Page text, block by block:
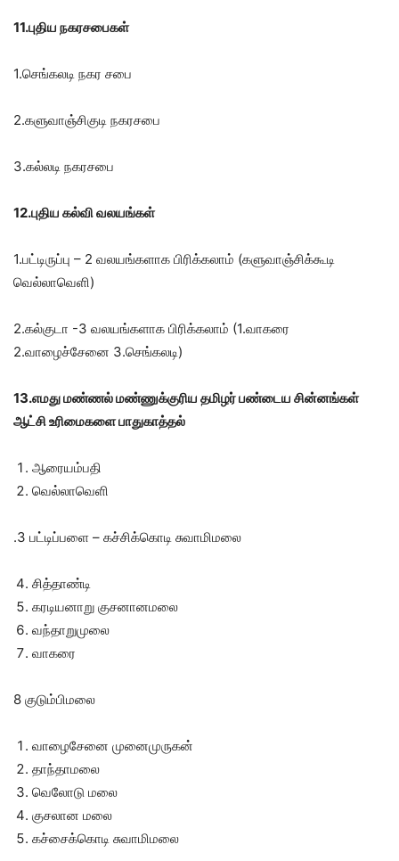
11.புதிய நகரசபைகள்
1.செங்கலடி நகர சபை
2.களுவாஞ்சிகுடி நகரசபை
3.கல்லடி நகரசபை
12.புதிய கல்வி வலயங்கள்
1.பட்டிருப்பு – 2 வலயங்களாக பிரிக்கலாம் (களுவாஞ்சிக்கூடி
வெல்லாவெளி)
2.கல்குடா -3 வலயங்களாக பிரிக்கலாம் (1.வாகரை
2.வாழைச்சேனை 3.செங்கலடி)
13.எமது மண்ணல் மண்ணுக்குரிய தமிழர் பண்டைய சின்னங்கள்
ஆட்சி உரிமைகளை பாதுகாத்தல்
ஆரையம்பதி
வெல்லாவெளி
.3 பட்டிப்பளை – கச்சிக்கொடி சுவாமிமலை
சித்தாண்டி
கரடியனாறு குசனானமலை
வந்தாறுமுலை
வாகரை
8 குடும்பிமலை
வாழைசேனை முனைமுருகன்
தாந்தாமலை
வெலோடு மலை
குசலான மலை
கச்சைக்கொடி சுவாமிமலை